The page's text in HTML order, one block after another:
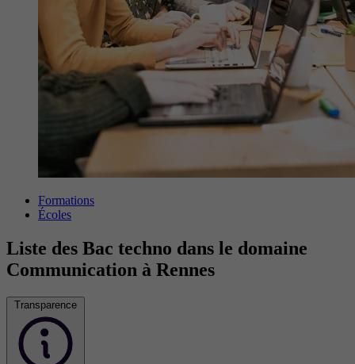
Formations
Écoles
Liste des Bac techno dans le domaine
Communication à Rennes
Transparence